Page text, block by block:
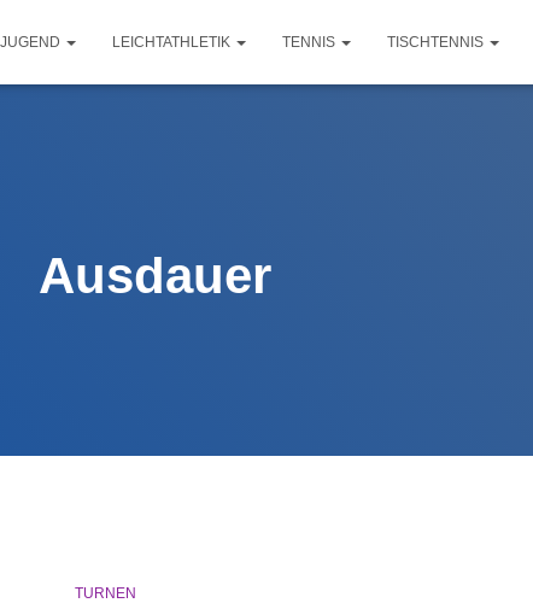
LEICHTATHLETIK TENNIS TISCHTENNIS
Ausdauer
TURNEN